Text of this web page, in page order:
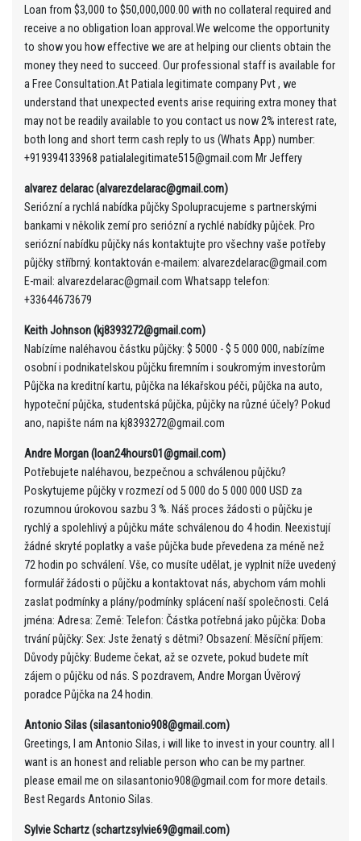
Loan from $3,000 to $50,000,000.00 with no collateral required and
receive a no obligation loan approval.We welcome the opportunity
to show you how effective we are at helping our clients obtain the
money they need to succeed. Our professional staff is available for
a Free Consultation.At Patiala legitimate company Pvt , we
understand that unexpected events arise requiring extra money that
may not be readily available to you contact us now 2% interest rate,
both long and short term cash reply to us (Whats App) number:
+919394133968 patialalegitimate515@gmail.com Mr Jeffery
alvarez delarac (alvarezdelarac@gmail.com)
Seriózní a rychlá nabídka půjčky Spolupracujeme s partnerskými
bankami v několik zemí pro seriózní a rychlé nabídky půjček. Pro
seriózní nabídku půjčky nás kontaktujte pro všechny vaše potřeby
půjčky stříbrný. kontaktován e-mailem: alvarezdelarac@gmail.com
E-mail: alvarezdelarac@gmail.com Whatsapp telefon:
+33644673679
Keith Johnson (kj8393272@gmail.com)
Nabízíme naléhavou částku půjčky: $ 5000 - $ 5 000 000, nabízíme
osobní i podnikatelskou půjčku firemním i soukromým investorům
Půjčka na kreditní kartu, půjčka na lékařskou péči, půjčka na auto,
hypoteční půjčka, studentská půjčka, půjčky na různé účely? Pokud
ano, napište nám na kj8393272@gmail.com
Andre Morgan (loan24hours01@gmail.com)
Potřebujete naléhavou, bezpečnou a schválenou půjčku?
Poskytujeme půjčky v rozmezí od 5 000 do 5 000 000 USD za
rozumnou úrokovou sazbu 3 %. Náš proces žádosti o půjčku je
rychlý a spolehlivý a půjčku máte schválenou do 4 hodin. Neexistují
žádné skryté poplatky a vaše půjčka bude převedena za méně než
72 hodin po schválení. Vše, co musíte udělat, je vyplnit níže uvedený
formulář žádosti o půjčku a kontaktovat nás, abychom vám mohli
zaslat podmínky a plány/podmínky splácení naší společnosti. Celá
jména: Adresa: Země: Telefon: Částka potřebná jako půjčka: Doba
trvání půjčky: Sex: Jste ženatý s dětmi? Obsazení: Měsíční příjem:
Důvody půjčky: Budeme čekat, až se ozvete, pokud budete mít
zájem o půjčku od nás. S pozdravem, Andre Morgan Úvěrový
poradce Půjčka na 24 hodin.
Antonio Silas (silasantonio908@gmail.com)
Greetings, I am Antonio Silas, i will like to invest in your country. all I
want is an honest and reliable person who can be my partner.
please email me on silasantonio908@gmail.com for more details.
Best Regards Antonio Silas.
Sylvie Schartz (schartzsylvie69@gmail.com)